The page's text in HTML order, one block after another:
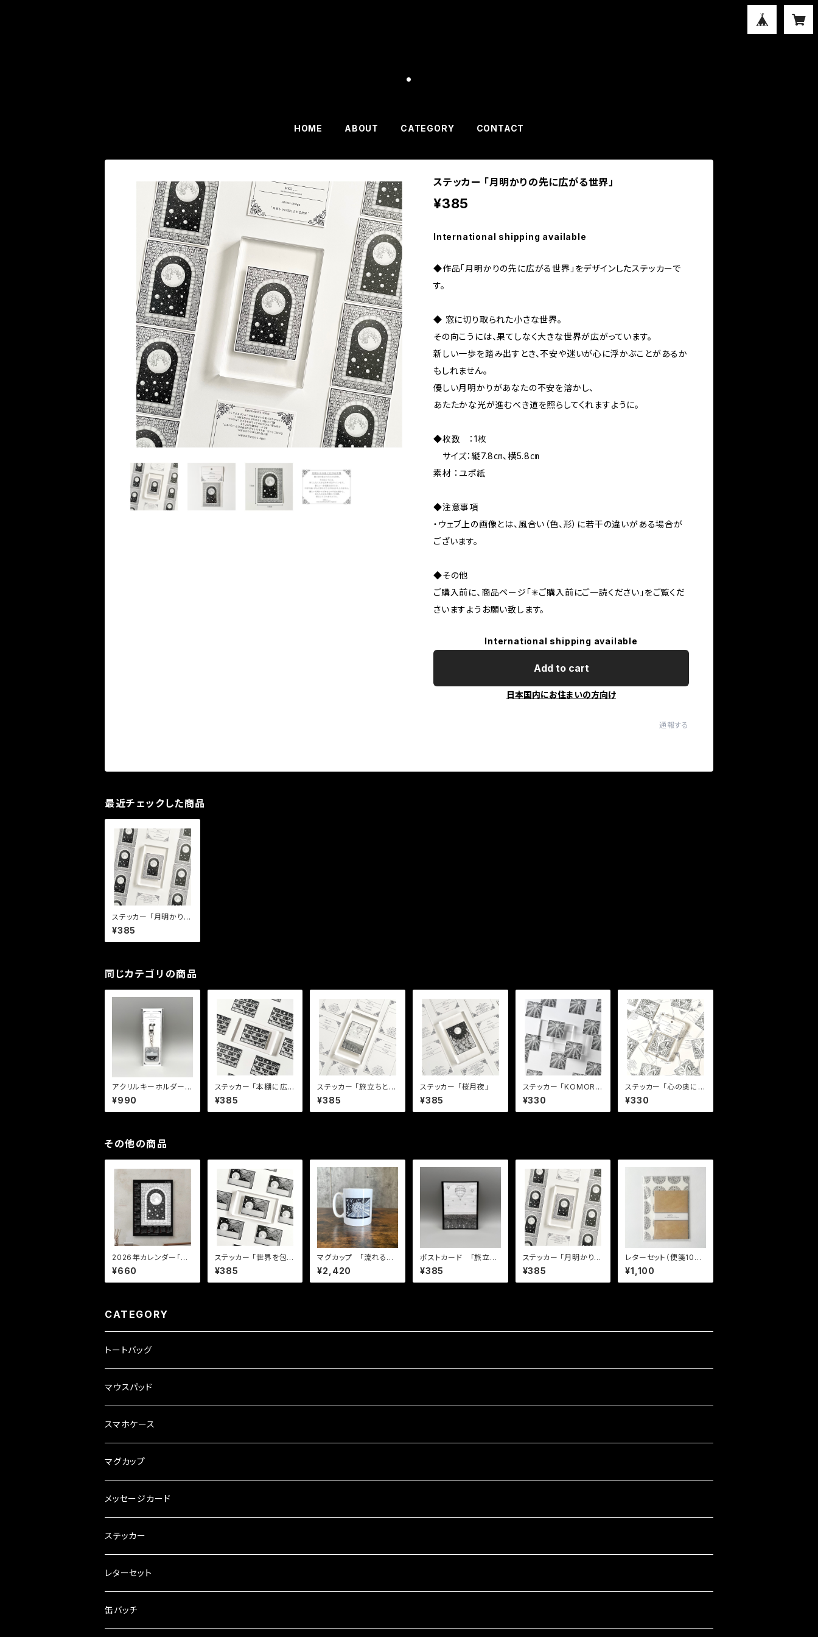
.
HOME ABOUT CATEGORY CONTACT
ステッカー 「月明かりの先に広がる世界」
¥385
International shipping available
◆作品「月明かりの先に広がる世界」をデザインしたステッカーで
す。
◆ 窓に切り取られた小さな世界。
その向こうには、果てしなく大きな世界が広がっています。
新しい一歩を踏み出すとき、不安や迷いが心に浮かぶことがあるか
もしれません。
優しい月明かりがあなたの不安を溶かし、
あたたかな光が進むべき道を照らしてくれますように。
◆枚数 ：1枚
サイズ：縦7.8㎝、横5.8㎝
素材 ：ユポ紙
◆注意事項
・ウェブ上の画像とは、風合い（色、形）に若干の違いがある場合が
ございます。
◆その他
ご購入前に、商品ページ「✳︎ご購入前にご一読ください」をご覧くだ
さいますようお願い致します。
International shipping available
Add to cart
日本国内にお住まいの方向け
通報する
最近チェックした商品
ステッカー 「月明かりの
先に広がる世界」
¥385
同じカテゴリの商品
アクリルキーホルダー
「ON OFF」
¥990
ステッカー 「本棚に広が
る世界」
¥385
ステッカー 「旅立ちと帰
郷」
¥385
ステッカー 「桜月夜」
¥385
ステッカー 「KOMORE
BI」
¥330
ステッカー 「心の奥に眠
るもの」
¥330
その他の商品
2026年カレンダー「月
明かりの先に広がる世
界」
¥660
ステッカー 「世界を包
む、優しい光」
¥385
マグカップ 「流れる時
間と流されない心」
¥2,420
ポストカード 「旅立ち
と帰郷」
¥385
ステッカー 「月明かりの
先に広がる世界」
¥385
レターセット（便箋10
枚、封筒5枚）「Dot WH
ITE」
¥1,100
CATEGORY
トートバッグ
マウスパッド
スマホケース
マグカップ
メッセージカード
ステッカー
レターセット
缶バッチ